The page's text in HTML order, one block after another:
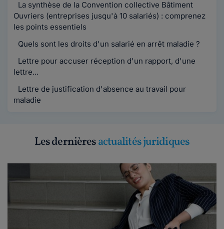
La synthèse de la Convention collective Bâtiment
Ouvriers (entreprises jusqu'à 10 salariés) : comprenez
les points essentiels
Quels sont les droits d'un salarié en arrêt maladie ?
Lettre pour accuser réception d'un rapport, d'une
lettre...
Lettre de justification d'absence au travail pour
maladie
Les dernièresactualités juridiques